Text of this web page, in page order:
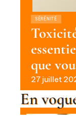
SÉRÉNITÉ
que
27 juillet
En